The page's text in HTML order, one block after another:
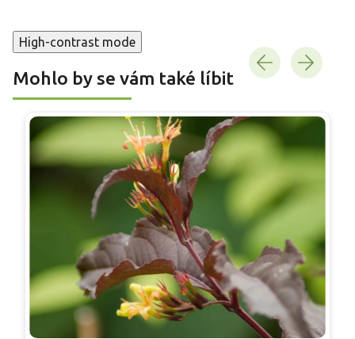
High-contrast mode
Mohlo by se vám také líbit